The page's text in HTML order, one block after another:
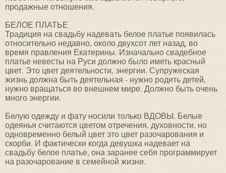
продажные отношения.
БЕЛОЕ ПЛАТЬЕ
Традиция на свадьбу надевать белое платье появилась
относительно недавно, около двухсот лет назад, во
время правления Екатерины. Изначально свадебное
платье невесты на Руси должно было иметь красный
цвет. Это цвет деятельности, энергии. Супружеская
жизнь должна быть деятельная - нужно родить детей,
нужно вращаться во внешнем мире. Должно быть очень
много энергии.
Белую одежду и фату носили только ВДОВЫ. Белые
одеянья считаются цветом отречения, духовности, но
одновременно белый цвет это цвет разочарования и
скорби. И фактически когда девушка надевает на
свадьбу белое платье, она заранее себя программирует
на разочарование в семейной жизни.